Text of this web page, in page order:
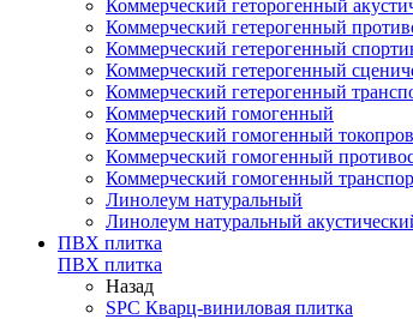
Коммерческий геторогенный
Коммерческий гетерогенный
Коммерческий гетерогенный
Коммерческий гетерогенный
Коммерческий гетерогенный
Коммерческий гомогенный
Коммерческий гомогенный
Коммерческий гомогенный
Коммерческий гомогенный
Линолеум натуральный
Линолеум натуральный
ПВХ плитка
ПВХ плитка
Назад
SPC Кварц-виниловая плитка